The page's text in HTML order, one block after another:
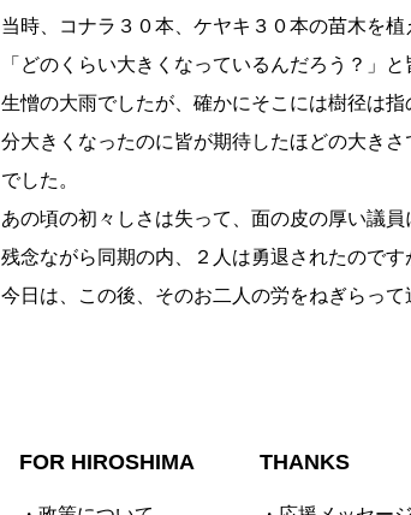
当時、コナラ３０本、ケヤキ３０本の苗木を
「どのくらい大きくなっているんだろう？」
生憎の大雨でしたが、確かにそこには樹径は
分大きくなったのに皆が期待したほどの大き
でした。
あの頃の初々しさは失って、面の皮の厚い議
残念ながら同期の内、２人は勇退されたので
今日は、この後、そのお二人の労をねぎらって
FOR HIROSHIMA THANKS